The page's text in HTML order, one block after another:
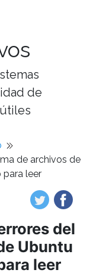
de
de archivos de
para leer
del
Ubuntu
leer